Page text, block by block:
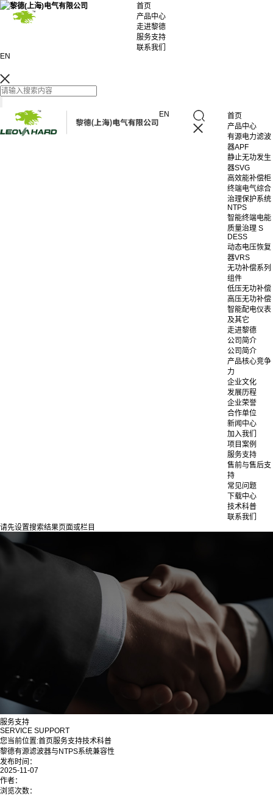
首页
产品中心
走进黎德
服务支持
联系我们
EN
EN
首页
产品中心
有源电力滤波
器APF
静止无功发生
器SVG
高效能补偿柜
终端电气综合
治理保护系统
NTPS
智能终端电能
质量治理 S
DESS
动态电压恢复
器VRS
无功补偿系列
组件
低压无功补偿
高压无功补偿
智能配电仪表
及其它
走进黎德
公司简介
公司简介
产品核心竞争
力
企业文化
发展历程
企业荣誉
合作单位
新闻中心
加入我们
项目案例
服务支持
售前与售后支
持
常见问题
下载中心
技术科普
联系我们
请先设置搜索结果页面或栏目
服务支持
SERVICE SUPPORT
您当前位置:首页服务支持技术科普
黎德有源滤波器与NTPS系统兼容性
发布时间：
2025-11-07
作者：
浏览次数：